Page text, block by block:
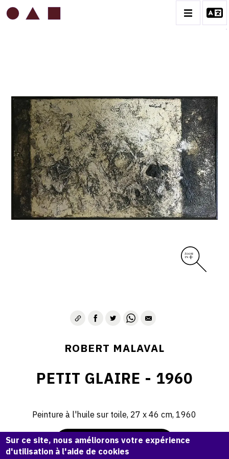
ROBERT MALAVAL
BIOGRAPHIE
CATALOGUE DES OEUVRES
CONTACT
ROBERT MALAVAL
PETIT GLAIRE - 1960
Peinture à l'huile sur toile, 27 x 46 cm, 1960
Demande d'information
Sur ce site, nous améliorons votre expérience
d'utilisation à l'aide de cookies